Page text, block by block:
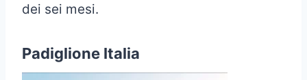
dei sei mesi.
Padiglione Italia